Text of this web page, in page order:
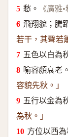
愁。 《廣雅
飛翔貌；騰
若干，其聲若
五色以白為
喻容顏衰老
容貌先秋。」
五行以金為
為秋。」
方位以西為